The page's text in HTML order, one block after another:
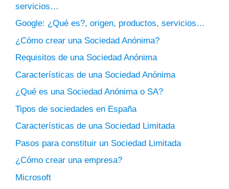
servicios…
Google: ¿Qué es?, origen, productos, servicios…
¿Cómo crear una Sociedad Anónima?
Requisitos de una Sociedad Anónima
Características de una Sociedad Anónima
¿Qué es una Sociedad Anónima o SA?
Tipos de sociedades en España
Características de una Sociedad Limitada
Pasos para constituir un Sociedad Limitada
¿Cómo crear una empresa?
Microsoft